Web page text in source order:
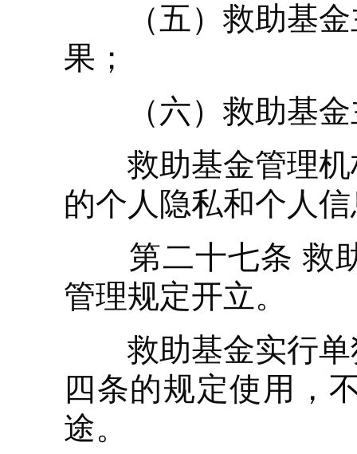
（五）救助基金
果；
（六）救助基金
救助基金管理机
的个人隐私和个人
第二十七条 救助
管理规定开立。
救助基金实行单
四条的规定使用，
途。